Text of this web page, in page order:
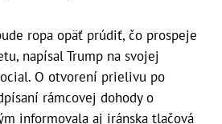
ropa opäť prúdiť, čo prospeje
napísal Trump na svojej
O otvorení prielivu po
rámcovej dohody o
informovala aj iránska tlačová